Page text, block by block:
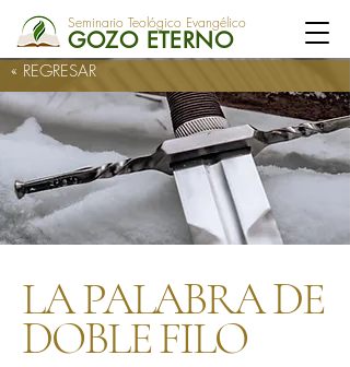
Seminario Teológico Evangélico
GOZO ETERNO
« REGRESAR
LA PALABRA DE
DOBLE FILO